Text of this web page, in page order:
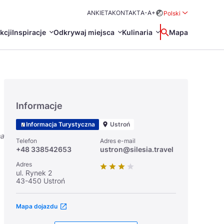
ANKIETAKONTAKTA-A+
Polski
Inspiracje Odkrywaj miejsca
Turystyczne
Kulinaria Wyszukaj
Mapa
日本語
Svenska
Informacje
Informacja Turystyczna Ustroń
Telefon
+48 338542653
Adres e-mail
ustron@silesia.travel
Adres
ul. Rynek 2
43-450 Ustroń
Mapa dojazdu